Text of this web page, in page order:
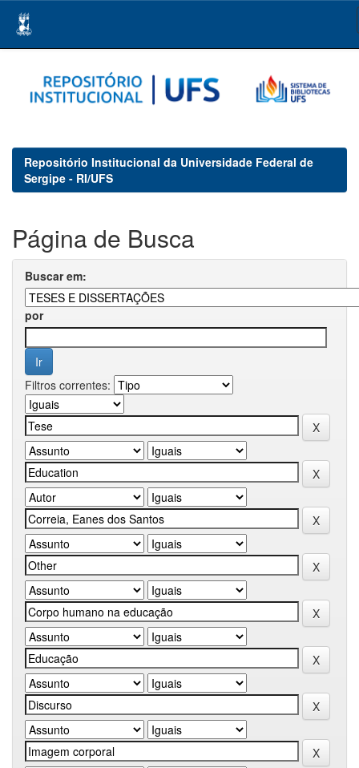
navigation
Repositório Institucional da Universidade Federal de
Sergipe - RI/UFS
Página de Busca
Buscar em:
por
Filtros correntes: